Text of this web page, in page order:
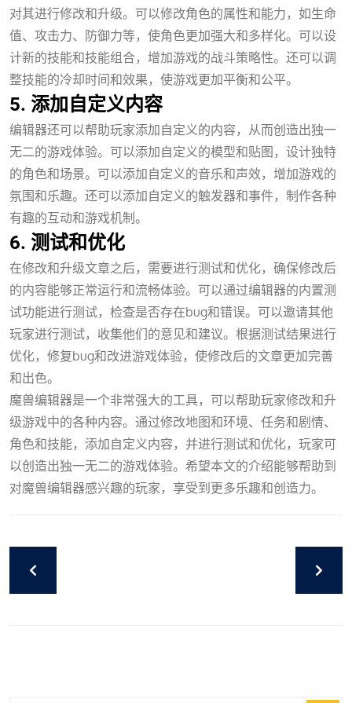
对其进行修改和升级。可以修改角色的属性和能力，如生命
值、攻击力、防御力等，使角色更加强大和多样化。可以设
计新的技能和技能组合，增加游戏的战斗策略性。还可以调
整技能的冷却时间和效果，使游戏更加平衡和公平。
5. 添加自定义内容
编辑器还可以帮助玩家添加自定义的内容，从而创造出独一
无二的游戏体验。可以添加自定义的模型和贴图，设计独特
的角色和场景。可以添加自定义的音乐和声效，增加游戏的
氛围和乐趣。还可以添加自定义的触发器和事件，制作各种
有趣的互动和游戏机制。
6. 测试和优化
在修改和升级文章之后，需要进行测试和优化，确保修改后
的内容能够正常运行和流畅体验。可以通过编辑器的内置测
试功能进行测试，检查是否存在bug和错误。可以邀请其他
玩家进行测试，收集他们的意见和建议。根据测试结果进行
优化，修复bug和改进游戏体验，使修改后的文章更加完善
和出色。
魔兽编辑器是一个非常强大的工具，可以帮助玩家修改和升
级游戏中的各种内容。通过修改地图和环境、任务和剧情、
角色和技能，添加自定义内容，并进行测试和优化，玩家可
以创造出独一无二的游戏体验。希望本文的介绍能够帮助到
对魔兽编辑器感兴趣的玩家，享受到更多乐趣和创造力。